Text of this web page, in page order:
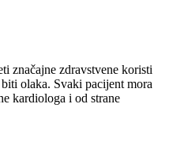
značajne zdravstvene koristi
olaka. Svaki pacijent mora
kardiologa i od strane